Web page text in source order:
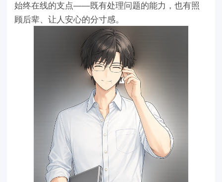
始终在线的支点——既有处理问题的能力，也有照
顾后辈、让人安心的分寸感。